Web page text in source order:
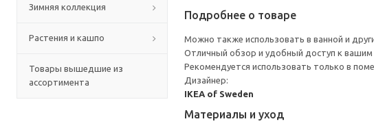
Зимняя коллекция
Растения и кашпо
Товары вышедшие из
ассортимента
Подробнее о товаре
Можно также использовать в ванной и
Отличный обзор и удобный доступ к
Рекомендуется использовать только в
Дизайнер:
IKEA of Sweden
Материалы и уход